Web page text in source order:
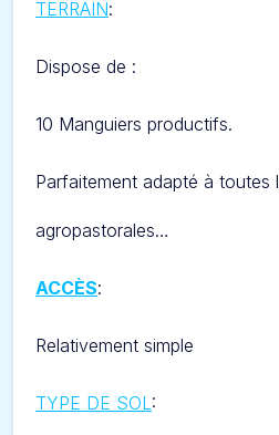
TERRAIN:
Dispose de :
10 Manguiers productifs.
Parfaitement adapté à toutes
agropastorales…
ACCÈS:
Relativement simple
TYPE DE SOL: